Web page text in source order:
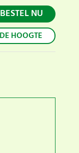
BESTEL NU
HOOGTE